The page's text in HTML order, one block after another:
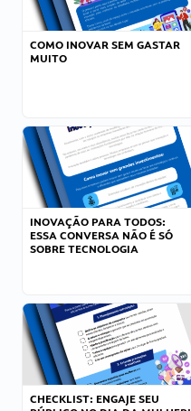
COMO INOVAR SEM GASTAR
MUITO
INOVAÇÃO PARA TODOS:
ESSA CONVERSA NÃO É SÓ
SOBRE TECNOLOGIA
CHECKLIST: ENGAJE SEU